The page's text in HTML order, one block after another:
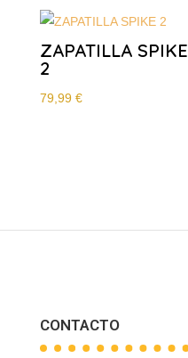
ZAPATILLA SPIKE
2
79,99 €
CONTACTO